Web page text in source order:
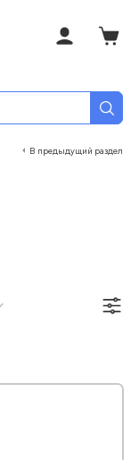
В предыдущий раздел